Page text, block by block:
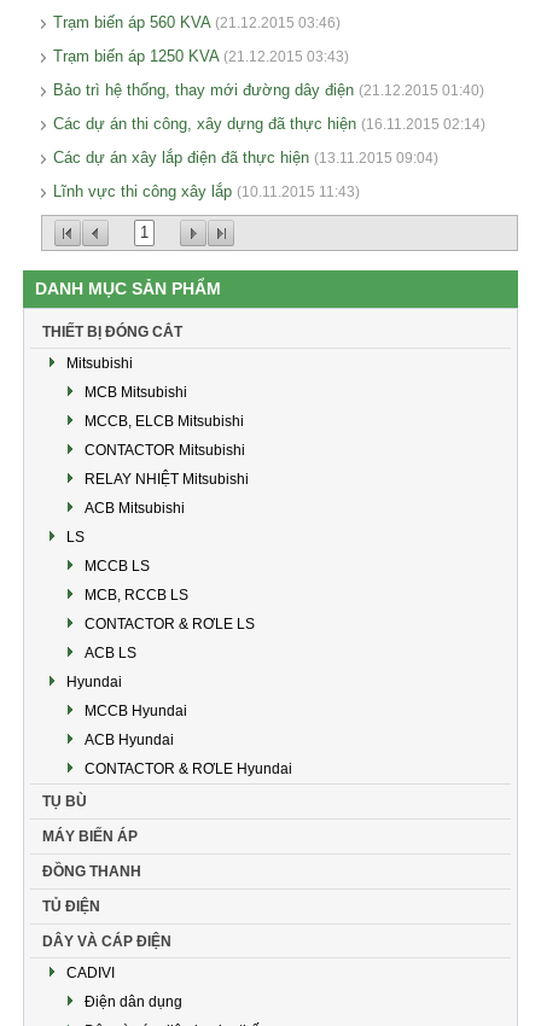
Trạm biến áp 560 KVA (21.12.2015 03:46)
Trạm biến áp 1250 KVA (21.12.2015 03:43)
Bảo trì hệ thống, thay mới đường dây điện (21.12.2015 01:40)
Các dự án thi công, xây dựng đã thực hiện (16.11.2015 02:14)
Các dự án xây lắp điện đã thực hiện (13.11.2015 09:04)
Lĩnh vực thi công xây lắp (10.11.2015 11:43)
1
DANH MỤC SẢN PHẨM
THIẾT BỊ ĐÓNG CẮT
Mitsubishi
MCB Mitsubishi
MCCB, ELCB Mitsubishi
CONTACTOR Mitsubishi
RELAY NHIỆT Mitsubishi
ACB Mitsubishi
LS
MCCB LS
MCB, RCCB LS
CONTACTOR & RƠLE LS
ACB LS
Hyundai
MCCB Hyundai
ACB Hyundai
CONTACTOR & RƠLE Hyundai
TỤ BÙ
MÁY BIẾN ÁP
ĐỒNG THANH
TỦ ĐIỆN
DÂY VÀ CÁP ĐIỆN
CADIVI
Điện dân dụng